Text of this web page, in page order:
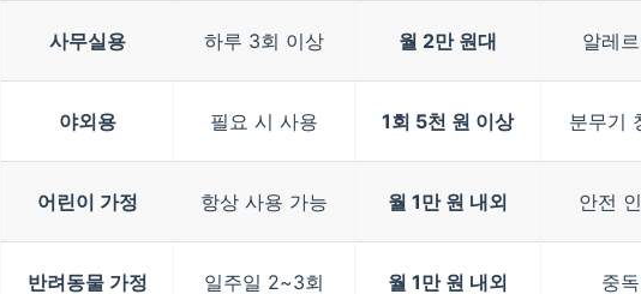
사무실용 하루 3회 이상 월 2만 원대 알레
야외용 필요 시 사용 1회 5천 원 이상 분무기
어린이 가정 항상 사용 가능 월 1만 원 내외 안전
반려동물 가정 일주일 2~3회 월 1만 원 내외 중